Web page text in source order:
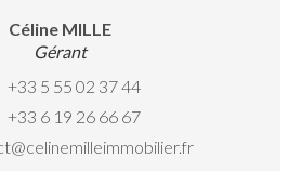
Céline MILLE
Gérant
+33 5 55 02 37 44
+33 6 19 26 66 67